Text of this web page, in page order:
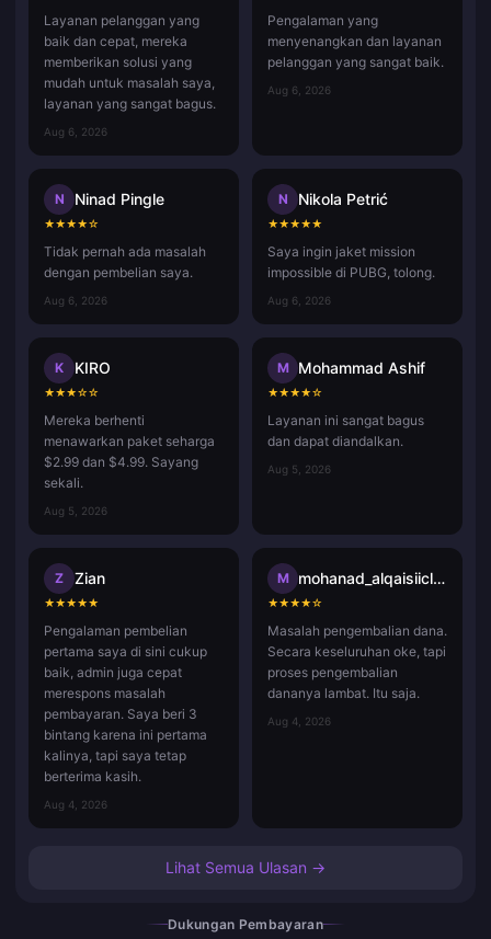
Layanan pelanggan yang
baik dan cepat, mereka
memberikan solusi yang
mudah untuk masalah saya,
layanan yang sangat bagus.
Aug 6, 2026
Pengalaman yang
menyenangkan dan layanan
pelanggan yang sangat baik.
Aug 6, 2026
N Ninad Pingle
★★★★☆
Tidak pernah ada masalah
dengan pembelian saya.
Aug 6, 2026
N Nikola Petrić
★★★★★
Saya ingin jaket mission
impossible di PUBG, tolong.
Aug 6, 2026
K KIRO
★★★☆☆
Mereka berhenti
menawarkan paket seharga
$2.99 dan $4.99. Sayang
sekali.
Aug 5, 2026
M Mohammad Ashif
★★★★☆
Layanan ini sangat bagus
dan dapat diandalkan.
Aug 5, 2026
Z Zian
★★★★★
Pengalaman pembelian
pertama saya di sini cukup
baik, admin juga cepat
merespons masalah
pembayaran. Saya beri 3
bintang karena ini pertama
kalinya, tapi saya tetap
berterima kasih.
Aug 4, 2026
M mohanad_alqaisiicloud.com
★★★★☆
Masalah pengembalian dana.
Secara keseluruhan oke, tapi
proses pengembalian
dananya lambat. Itu saja.
Aug 4, 2026
Lihat Semua Ulasan →
Dukungan Pembayaran